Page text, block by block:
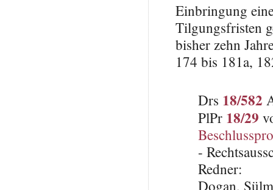
Einbringung
Tilgungsfristen
bisher zehn
174 bis 181a,
Drs 18/582
PlPr 18/29
-
Redner:
Dogan,